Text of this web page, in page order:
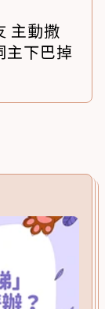
主動撒
主下巴掉